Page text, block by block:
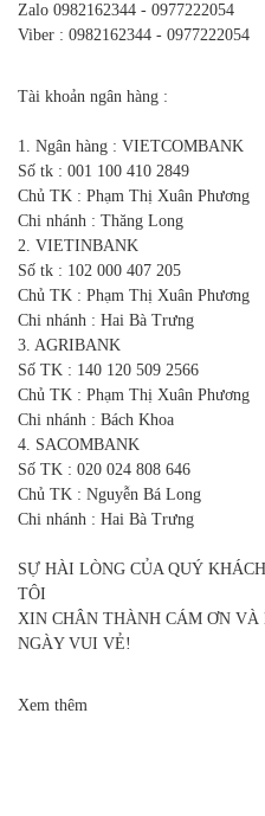
Zalo 0982162344 - 0977222054
Viber : 0982162344 - 0977222054
Tài khoản ngân hàng :
1. Ngân hàng : VIETCOMBANK
Số tk : 001 100 410 2849
Chủ TK : Phạm Thị Xuân Phương
Chi nhánh : Thăng Long
2. VIETINBANK
Số tk : 102 000 407 205
Chủ TK : Phạm Thị Xuân Phương
Chi nhánh : Hai Bà Trưng
3. AGRIBANK
Số TK : 140 120 509 2566
Chủ TK : Phạm Thị Xuân Phương
Chi nhánh : Bách Khoa
4. SACOMBANK
Số TK : 020 024 808 646
Chủ TK : Nguyễn Bá Long
Chi nhánh : Hai Bà Trưng
SỰ HÀI LÒNG CỦA QUÝ
TÔI
XIN CHÂN THÀNH CÁM ƠN
NGÀY VUI VẺ!
Xem thêm